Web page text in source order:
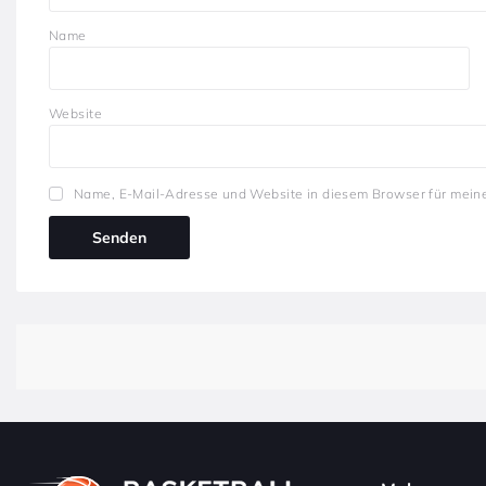
Name
Website
Name, E-Mail-Adresse und Website in diesem Browser für